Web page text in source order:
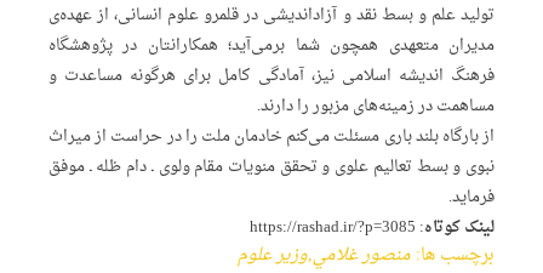
تولید علم و بسط نقد و آزاداندیشی در قلمرو علوم انسانی، از عهده‌ی
مدیران متعهدی همچون شما برمی‌آید؛ همکارانتان در پژوهشگاه
فرهنگ اندیشه‌ اسلامی نیز، آمادگی کامل برای هرگونه مساعدت و
مساهمت در زمینه‌های مزبور را دارند.
از بارگاه بلند باری مسئلت می‌کنم خادمان ملت را در حراست از میراث
نبوی و بسط تعالیم علوی و تحقق منویات مقام ولوی ـ‌ دام ظله ـ موفق
فرماید.
لینک کوتاه: https://rashad.ir/?p=3085
برچسب ها:منصور غلامي,وزير علوم